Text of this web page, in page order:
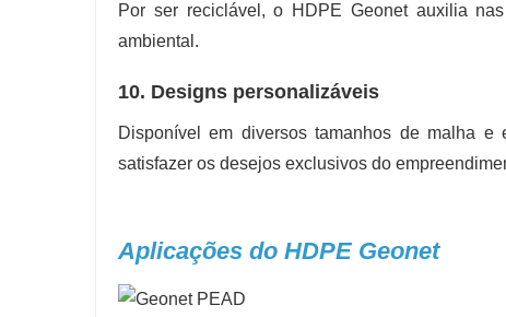
Por ser reciclável, o HDPE Geonet auxilia
ambiental.
10. Designs personalizáveis
Disponível em diversos tamanhos de malha
satisfazer os desejos exclusivos do
Aplicações do HDPE Geonet